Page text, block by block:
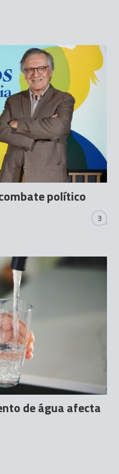
político
3
de água afecta